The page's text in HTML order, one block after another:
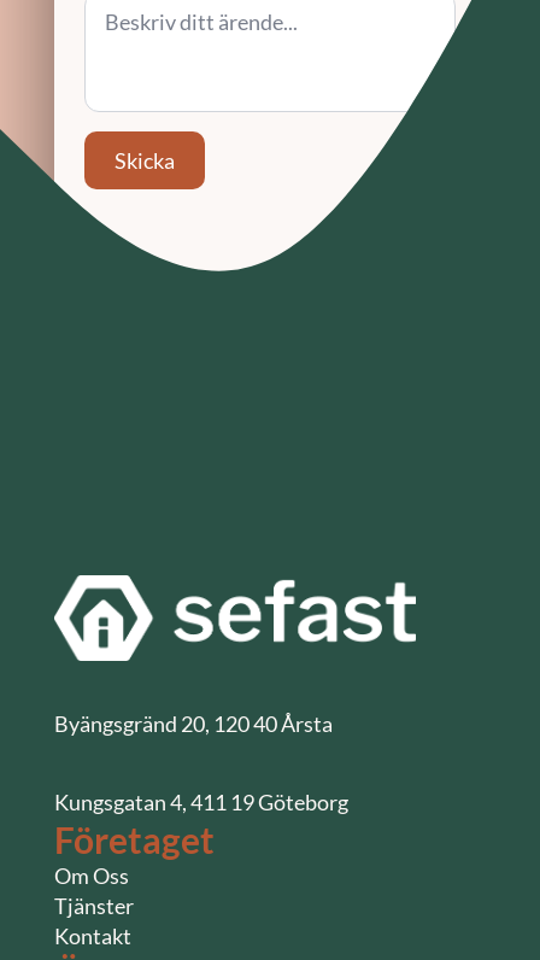
Skicka
Byängsgränd 20, 120 40 Årsta
Kungsgatan 4, 411 19 Göteborg
Företaget
Om Oss
Tjänster
Kontakt